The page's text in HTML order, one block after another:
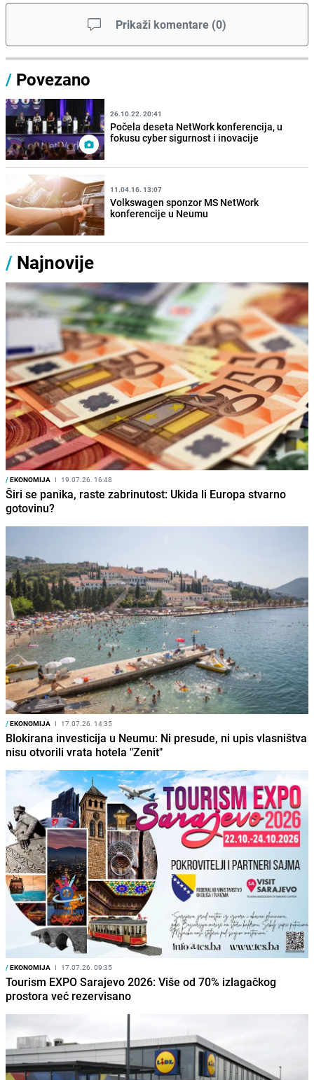
Prikaži komentare (0)
/ Povezano
26.10.22. 20:41
Počela deseta NetWork konferencija, u
fokusu cyber sigurnost i inovacije
11.04.16. 13:07
Volkswagen sponzor MS NetWork
konferencije u Neumu
/ Najnovije
/EKONOMIJA I 19.07.26. 16:48
Širi se panika, raste zabrinutost: Ukida li Europa stvarno
gotovinu?
/EKONOMIJA I 17.07.26. 14:35
Blokirana investicija u Neumu: Ni presude, ni upis vlasništva
nisu otvorili vrata hotela "Zenit"
/EKONOMIJA I 17.07.26. 09:35
Tourism EXPO Sarajevo 2026: Više od 70% izlagačkog
prostora već rezervisano